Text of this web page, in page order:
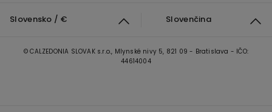
Slovensko / € Slovenčina
© CALZEDONIA SLOVAK s.r.o., Mlynské nivy 5, 821 09 - Bratislava - IČO:
44614004